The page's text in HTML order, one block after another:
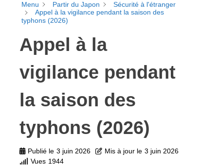
Menu
Partir du Japon
Sécurité à l'étranger
Appel à la vigilance pendant la saison des
typhons (2026)
Appel à la
vigilance pendant
la saison des
typhons (2026)
Publié le 3 juin 2026 Mis à jour le 3 juin 2026
Vues 1944